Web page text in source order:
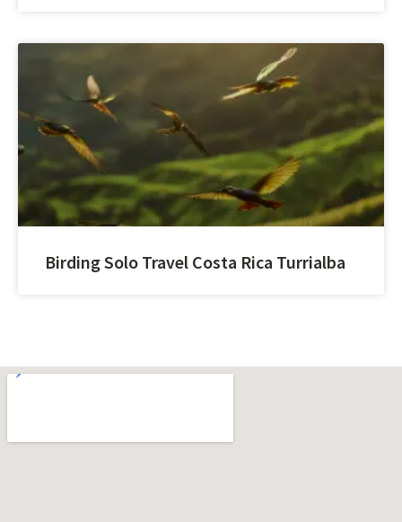
Birding Solo Travel Costa Rica Turrialba